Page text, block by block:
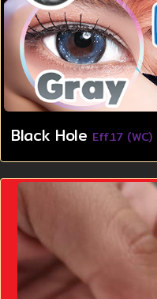
Black Hole Eff.17 (WC)